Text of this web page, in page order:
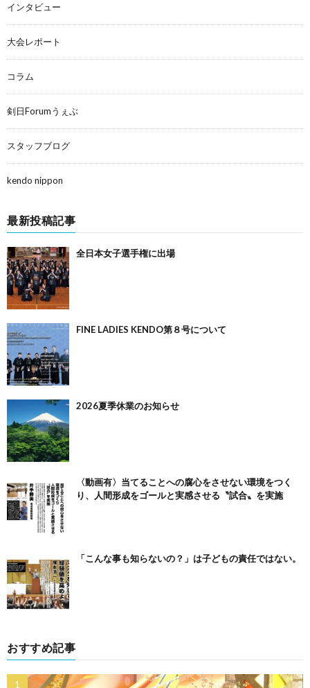
インタビュー
大会レポート
コラム
剣日Forumうぇぶ
スタッフブログ
kendo nippon
最新投稿記事
全日本女子選手権に出場
FINE LADIES KENDO第８号について
2026夏季休業のお知らせ
〈動画有〉当てることへの腐心をさせない環境をつく
り、人間形成をゴールと実感させる〝試合〟を実施
「こんな事も知らないの？」は子どもの責任ではない。
おすすめ記事